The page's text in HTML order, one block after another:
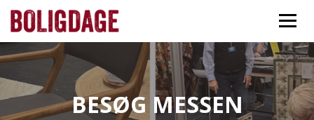
BESØG MESSEN